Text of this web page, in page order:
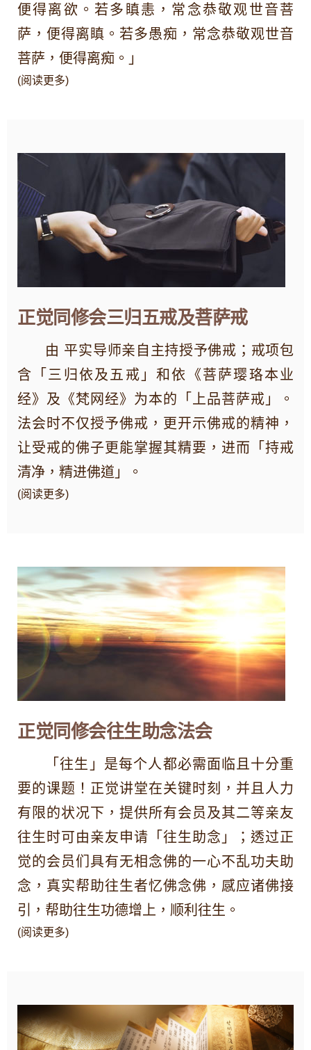
便得离欲。若多瞋恚，常念恭敬观世音菩
萨，便得离瞋。若多愚痴，常念恭敬观世音
菩萨，便得离痴。」
(阅读更多)
正觉同修会三归五戒及菩萨戒
由 平实导师亲自主持授予佛戒；戒项包
含「三归依及五戒」和依《菩萨璎珞本业
经》及《梵网经》为本的「上品菩萨戒」。
法会时不仅授予佛戒，更开示佛戒的精神，
让受戒的佛子更能掌握其精要，进而「持戒
清净，精进佛道」。
(阅读更多)
正觉同修会往生助念法会
「往生​​」是每个人都必需面临且十分重
要的课题！正觉讲堂在关键时刻，并且人力
有限的状况下，提供所有会员及其二等亲友
往生时可由亲友申请「往生助念」；透过正
觉的会员们具有无相念佛的一心不乱功夫助
念，真实帮助往生者忆佛念佛，感应诸佛接
引，帮助往生功德增上，顺利往生。
(阅读更多)